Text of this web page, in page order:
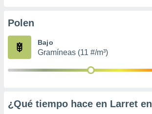
e
mediante
de
Polen
Bajo
Gramíneas (11 #/m³)
¿Qué tiempo hace en Larret en